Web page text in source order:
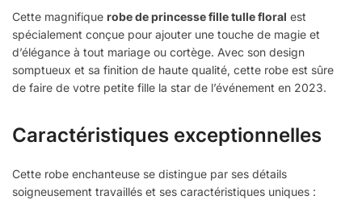
Cette magnifique robe de princesse fille tulle floral est
spécialement conçue pour ajouter une touche de magie et
d’élégance à tout mariage ou cortège. Avec son design
somptueux et sa finition de haute qualité, cette robe est sûre
de faire de votre petite fille la star de l’événement en 2023.
Caractéristiques exceptionnelles
Cette robe enchanteuse se distingue par ses détails
soigneusement travaillés et ses caractéristiques uniques :